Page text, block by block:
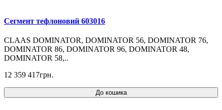
Cегмент тефлоновий 603016
CLAAS DOMINATOR, DOMINATOR 56, DOMINATOR 76,
DOMINATOR 86, DOMINATOR 96, DOMINATOR 48,
DOMINATOR 58,..
12 359 417грн.
До кошика